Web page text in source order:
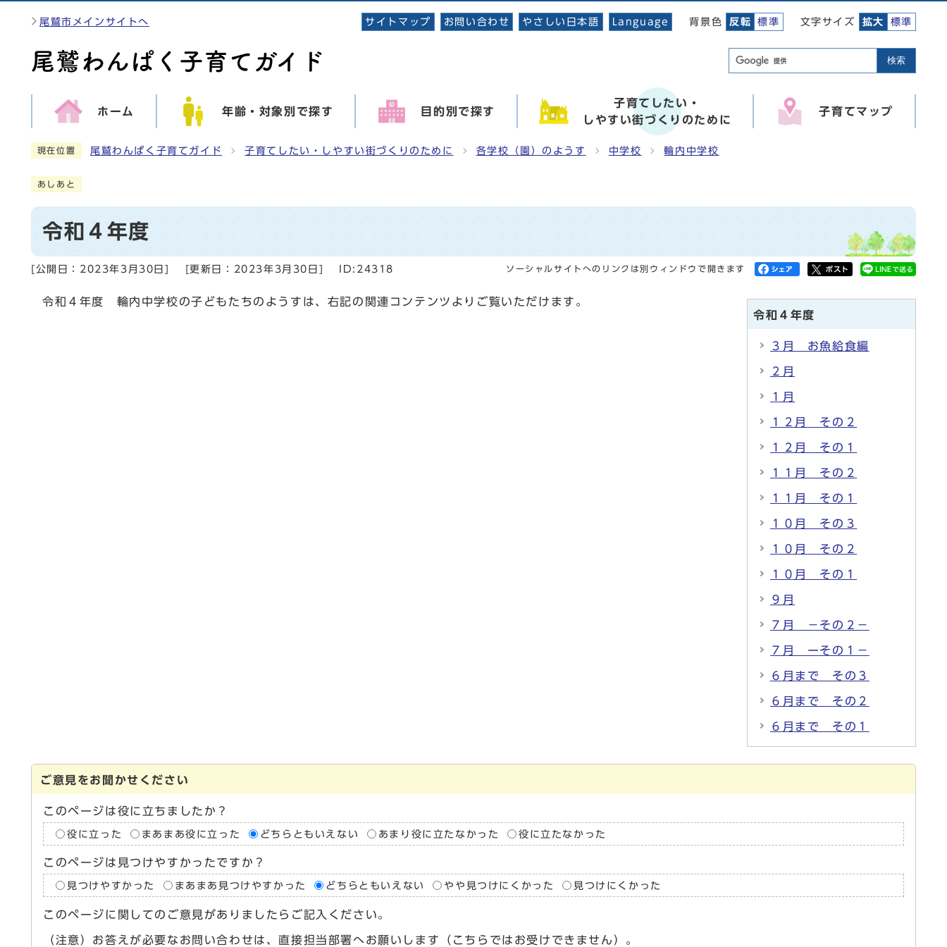
尾鷲市メインサイトへ サイトマップ お問い合わせ やさしい日本語 Language 背景色 反転 標準 文字サイズ 拡大 標準
検索
ホーム 年齢・対象別で探す 目的別で探す
子育てしたい・
しやすい街づくりのために
子育てマップ
現在位置 尾鷲わんぱく子育てガイド 子育てしたい・しやすい街づくりのために 各学校（園）のようす 中学校 輪内中学校
あしあと
令和４年度
[公開日： 2023年3月30日 [更新日： 2023年3月30日 ID:24318 ソーシャルサイトへのリンクは別ウィンドウで開きます
令和４年度 輪内中学校の子どもたちのようすは、右記の関連コンテンツよりご覧いただけます。
令和４年度
３月 お魚給食編
２月
１月
１２月 その２
１２月 その１
１１月 その２
１１月 その１
１０月 その３
１０月 その２
１０月 その１
９月
７月 －その２－
７月 ーその１－
６月まで その３
６月まで その２
６月まで その１
ご意見をお聞かせください
このページは役に立ちましたか？
役に立った まあまあ役に立った どちらともいえない あまり役に立たなかった 役に立たなかった
このページは見つけやすかったですか？
見つけやすかった まあまあ見つけやすかった どちらともいえない やや見つけにくかった 見つけにくかった
このページに関してのご意見がありましたらご記入ください。
（注意）お答えが必要なお問い合わせは、直接担当部署へお願いします（こちらではお受けできません）。